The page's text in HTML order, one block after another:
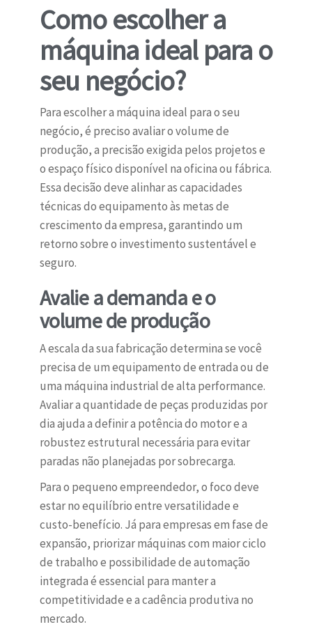
Como escolher a
máquina ideal para o
seu negócio?
Para escolher a máquina ideal para o seu
negócio, é preciso avaliar o volume de
produção, a precisão exigida pelos projetos e
o espaço físico disponível na oficina ou fábrica.
Essa decisão deve alinhar as capacidades
técnicas do equipamento às metas de
crescimento da empresa, garantindo um
retorno sobre o investimento sustentável e
seguro.
Avalie a demanda e o
volume de produção
A escala da sua fabricação determina se você
precisa de um equipamento de entrada ou de
uma máquina industrial de alta performance.
Avaliar a quantidade de peças produzidas por
dia ajuda a definir a potência do motor e a
robustez estrutural necessária para evitar
paradas não planejadas por sobrecarga.
Para o pequeno empreendedor, o foco deve
estar no equilíbrio entre versatilidade e
custo-benefício. Já para empresas em fase de
expansão, priorizar máquinas com maior ciclo
de trabalho e possibilidade de automação
integrada é essencial para manter a
competitividade e a cadência produtiva no
mercado.